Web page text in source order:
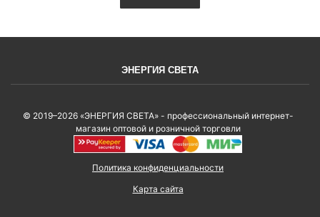
ЭНЕРГИЯ СВЕТА
© 2019–2026 «ЭНЕРГИЯ СВЕТА» - профессиональный интернет-
магазин оптовой и розничной торговли
Политика конфиденциальности
Карта сайта